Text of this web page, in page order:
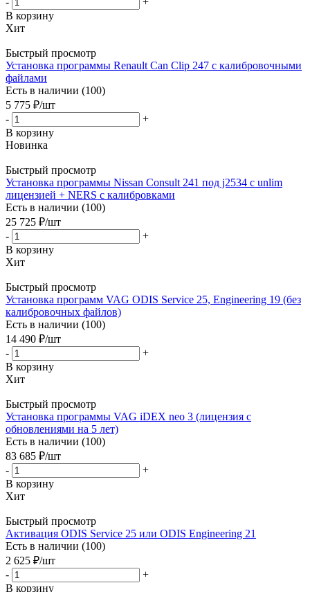
В корзину
Хит
Быстрый просмотр
Установка программы Renault Can Clip 247 с калибровочными
файлами
Есть в наличии (100)
5 775 ₽/шт
-
+
В корзину
Новинка
Быстрый просмотр
Установка программы Nissan Consult 241 под j2534 с unlim
лицензией + NERS с калибровками
Есть в наличии (100)
25 725 ₽/шт
-
+
В корзину
Хит
Быстрый просмотр
Установка программ VAG ODIS Service 25, Engineering 19 (без
калибровочных файлов)
Есть в наличии (100)
14 490 ₽/шт
-
+
В корзину
Хит
Быстрый просмотр
Установка программы VAG iDEX neo 3 (лицензия с
обновлениями на 5 лет)
Есть в наличии (100)
83 685 ₽/шт
-
+
В корзину
Хит
Быстрый просмотр
Активация ODIS Service 25 или ODIS Engineering 21
Есть в наличии (100)
2 625 ₽/шт
-
+
В корзину